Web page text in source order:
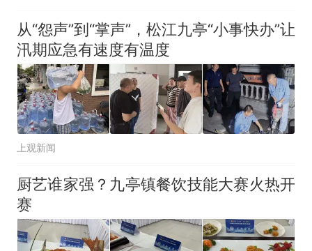
从“怨声”到“掌声”，松江九亭“小事快办”让
汛期应急有速度有温度
上观新闻
厨艺谁家强？九亭镇餐饮技能大赛火热开
赛